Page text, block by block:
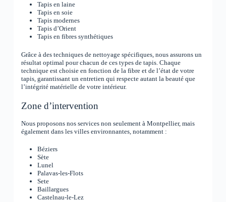
Tapis en laine
Tapis en soie
Tapis modernes
Tapis d’Orient
Tapis en fibres synthétiques
Grâce à des techniques de nettoyage spécifiques, nous assurons un
résultat optimal pour chacun de ces types de tapis. Chaque
technique est choisie en fonction de la fibre et de l’état de votre
tapis, garantissant un entretien qui respecte autant la beauté que
l’intégrité matérielle de votre intérieur.
Zone d’intervention
Nous proposons nos services non seulement à Montpellier, mais
également dans les villes environnantes, notamment :
Béziers
Sète
Lunel
Palavas-les-Flots
Sete
Baillargues
Castelnau-le-Lez